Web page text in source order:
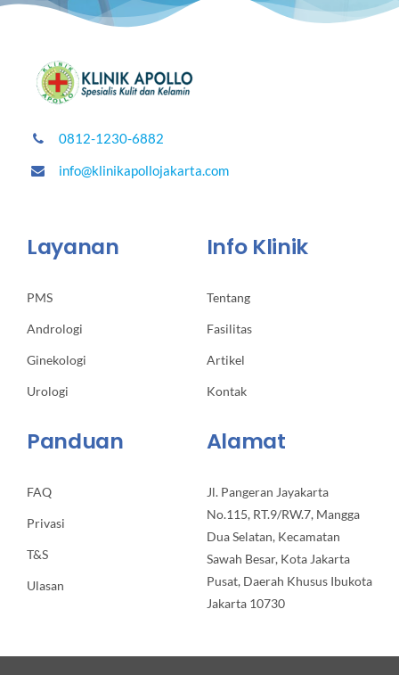
0812-1230-6882
info@klinikapollojakarta.com
Layanan
PMS
Andrologi
Ginekologi
Urologi
Info Klinik
Tentang
Fasilitas
Artikel
Kontak
Panduan
FAQ
Privasi
T&S
Ulasan
Alamat
Jl. Pangeran Jayakarta
No.115, RT.9/RW.7, Mangga
Dua Selatan, Kecamatan
Sawah Besar, Kota Jakarta
Pusat, Daerah Khusus Ibukota
Jakarta 10730